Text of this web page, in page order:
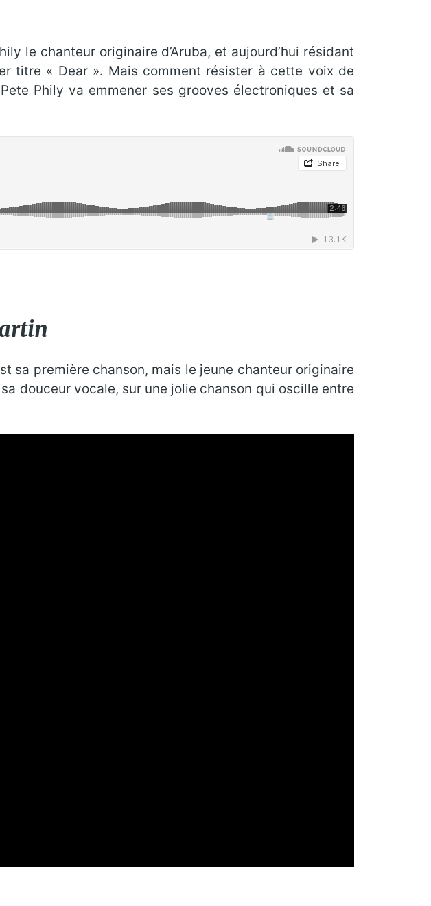
le chanteur originaire d’Aruba, et aujourd’hui résidant
titre « Dear ». Mais comment résister à cette voix de
Phily va emmener ses grooves électroniques et sa
sa première chanson, mais le jeune chanteur originaire
douceur vocale, sur une jolie chanson qui oscille entre